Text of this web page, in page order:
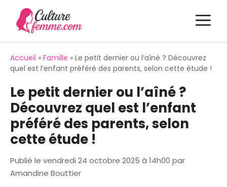
contenu
Accueil » Famille » Le petit dernier ou l’aîné ? Découvrez
quel est l’enfant préféré des parents, selon cette étude !
Le petit dernier ou l’aîné ?
Découvrez quel est l’enfant
préféré des parents, selon
cette étude !
Publié le vendredi 24 octobre 2025 à 14h00 par
Amandine Bouttier